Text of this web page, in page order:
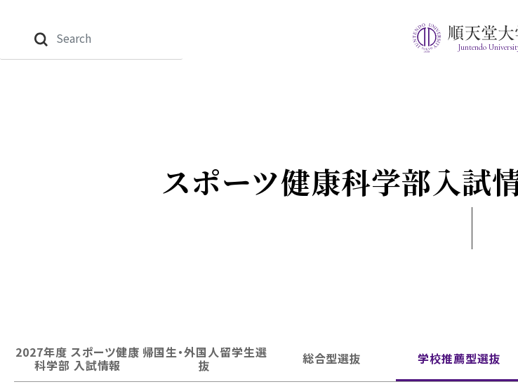
Juntendo
スポーツ健康科学部入試
2027年度 スポーツ健康
科学部 入試情報
帰国生・外国人留学生選
抜 総合型選抜 学校推薦型選抜